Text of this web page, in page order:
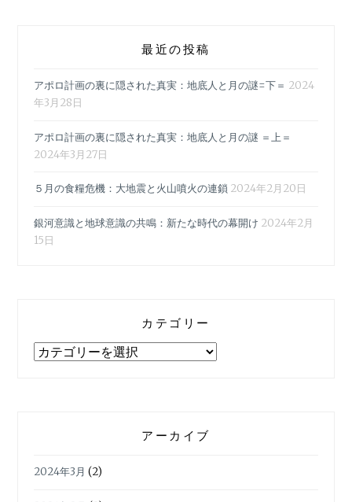
最近の投稿
アポロ計画の裏に隠された真実：地底人と月の謎=下＝ 2024
年3月28日
アポロ計画の裏に隠された真実：地底人と月の謎 ＝上＝
2024年3月27日
５月の食糧危機：大地震と火山噴火の連鎖 2024年2月20日
銀河意識と地球意識の共鳴：新たな時代の幕開け 2024年2月
15日
カテゴリー
カ
アーカイブ
2024年3月 (2)